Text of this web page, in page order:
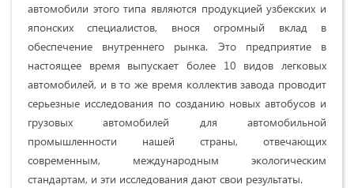
автомобили этого типа являются продукцией узбекских и
японских специалистов, внося огромный вклад в
обеспечение внутреннего рынка. Это предприятие в
настоящее время выпускает более 10 видов легковых
автомобилей, и в то же время коллектив завода проводит
серьезные исследования по созданию новых автобусов и
грузовых автомобилей для автомобильной
промышленности нашей страны, отвечающих
современным, международным экологическим
стандартам, и эти исследования дают свои результаты.